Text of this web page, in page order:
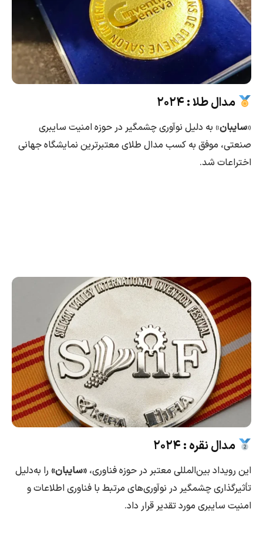
مدال طلا : ۲۰۲۴
«سایبان» به دلیل نوآوری چشمگیر در حوزه امنیت سایبری
صنعتی، موفق به کسب مدال طلای معتبرترین نمایشگاه جهانی
اختراعات شد.
مدال نقره : ۲۰۲۴
این رویداد بین‌المللی معتبر در حوزه فناوری، «سایبان» را به‌دلیل
تأثیرگذاری چشمگیر در نوآوری‌های مرتبط با فناوری اطلاعات و
امنیت سایبری مورد تقدیر قرار داد.